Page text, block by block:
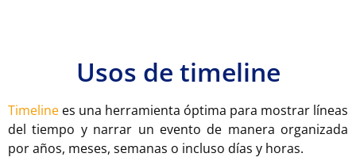
Usos de timeline
Timeline es una herramienta óptima para mostrar líneas
del tiempo y narrar un evento de manera organizada
por años, meses, semanas o incluso días y horas.